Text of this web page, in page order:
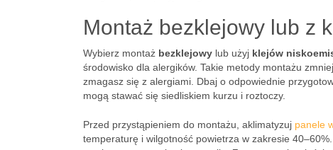
Montaż bezklejowy lub z
Wybierz montaż bezklejowy lub użyj klejów
środowisko dla alergików. Takie metody montażu
zmagasz się z alergiami. Dbaj o odpowiednie
mogą stawać się siedliskiem kurzu i roztoczy.
Przed przystąpieniem do montażu, aklimatyzuj panele
temperaturę i wilgotność powietrza w zakresie